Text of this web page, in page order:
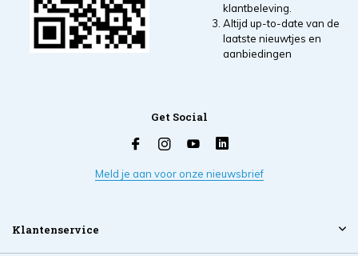
klantbeleving.
Altijd up-to-date van de
laatste nieuwtjes en
aanbiedingen
Get Social
Meld je aan voor onze nieuwsbrief
Klantenservice